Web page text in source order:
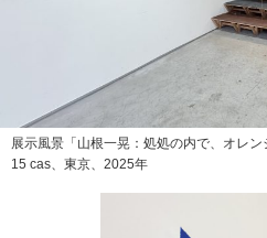
展示風景「山根一晃：処処の内で、オレ
15 cas、東京、2025年